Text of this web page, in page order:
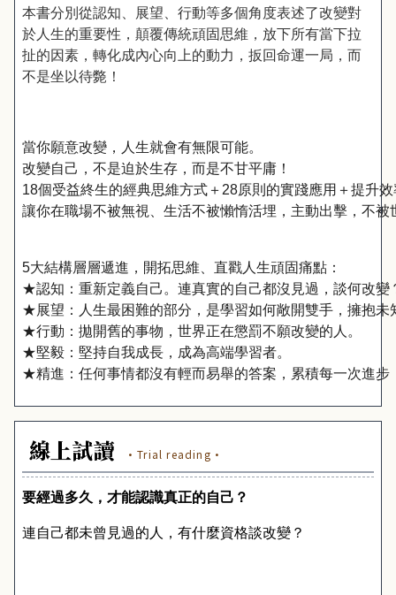
本書分別從認知、展望、行動等多個角度表述了改變對
於人生的重要性，顛覆傳統頑固思維，放下所有當下拉
扯的因素，轉化成內心向上的動力，扳回命運一局，而
不是坐以待斃！
當你願意改變，人生就會有無限可能。
改變自己，不是迫於生存，而是不甘平庸！
18個受益終生的經典思維方式＋ 28原則的實踐應用＋提升
讓你在職場不被無視、生活不被懶惰活埋，主動出擊，不被
5大結構層層遞進，開拓思維、直戳人生頑固痛點：
★認知：重新定義自己。連真實的自己都沒見過，談何改變
★展望：人生最困難的部分，是學習如何敞開雙手，擁抱未
★行動：拋開舊的事物，世界正在懲罰不願改變的人。
★堅毅：堅持自我成長，成為高端學習者。
★精進：任何事情都沒有輕而易舉的答案，累積每一次進
線上試讀 ·Trial reading·
要經過多久，才能認識真正的自己？
連自己都未曾見過的人，有什麼資格談改變？